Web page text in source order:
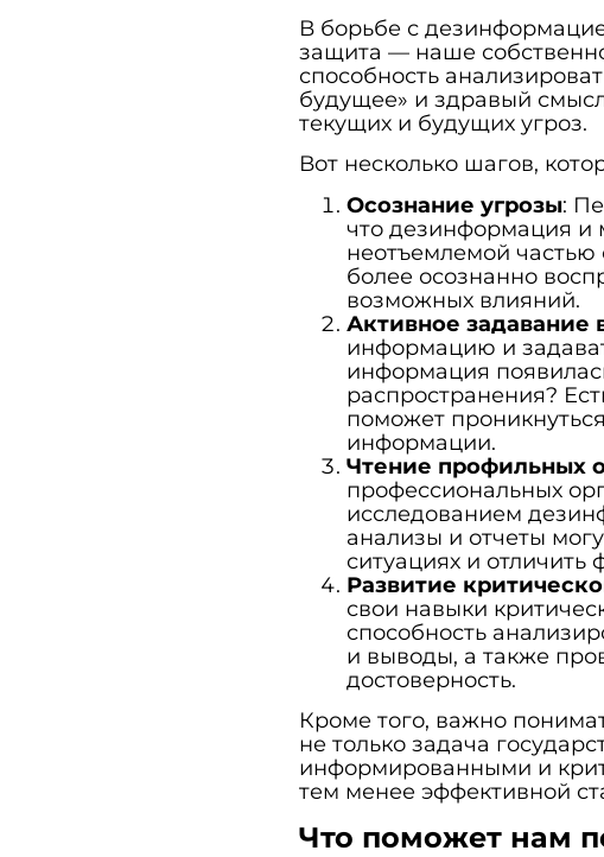
В борьбе с
защита — наше
способность
будущее» и здравый
текущих и будущих угроз.
Вот несколько шагов,
Осознание угрозы:
что дезинформация и
неотъемлемой
более осознанно
возможных влияний.
Активное задавание
информацию и
информация
распространения?
поможет
информации.
Чтение профильных
профессиональных
исследованием
анализы и отчеты
ситуациях и отличить
Развитие
свои навыки
способность
и выводы, а также
достоверность.
Кроме того, важно
не только задача
информированными и
тем менее эффективной
Что поможет нам